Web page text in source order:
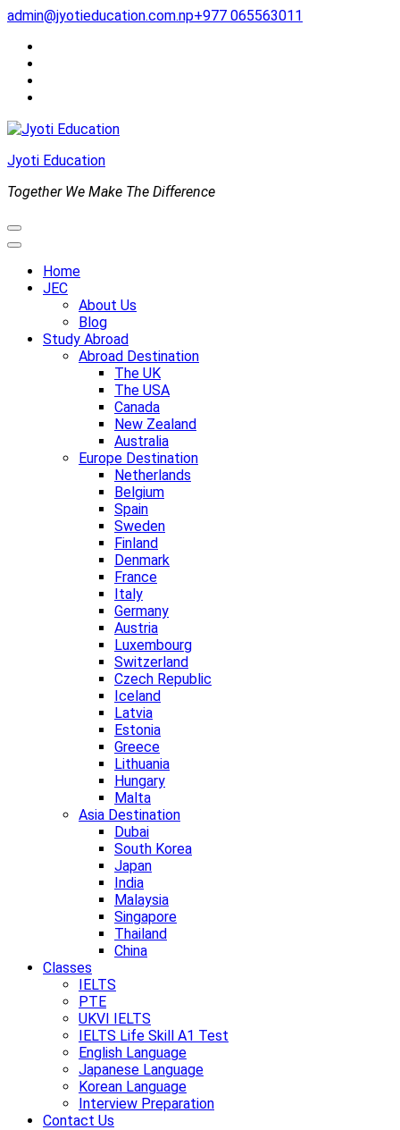
Skip
content
(Press
Enter)
admin@jyotieducation.com.np+977 065563011
Jyoti Education
Together We Make The Difference
Home
JEC
About Us
Blog
Study Abroad
Abroad Destination
The UK
The USA
Canada
New Zealand
Australia
Europe Destination
Netherlands
Belgium
Spain
Sweden
Finland
Denmark
France
Italy
Germany
Austria
Luxembourg
Switzerland
Czech Republic
Iceland
Latvia
Estonia
Greece
Lithuania
Hungary
Malta
Asia Destination
Dubai
South Korea
Japan
India
Malaysia
Singapore
Thailand
China
Classes
IELTS
PTE
UKVI IELTS
IELTS Life Skill A1 Test
English Language
Japanese Language
Korean Language
Interview Preparation
Contact Us